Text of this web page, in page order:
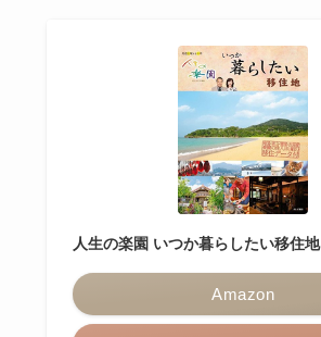
人生の楽園 いつか暮らしたい移住地
Amazon